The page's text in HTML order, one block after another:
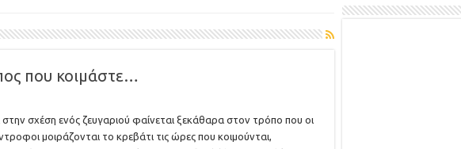
που κοιμάστε…
στην σχέση ενός ζευγαριού φαίνεται ξεκάθαρα στον τρόπο που οι
μοιράζονται το κρεβάτι τις ώρες που κοιμούνται,